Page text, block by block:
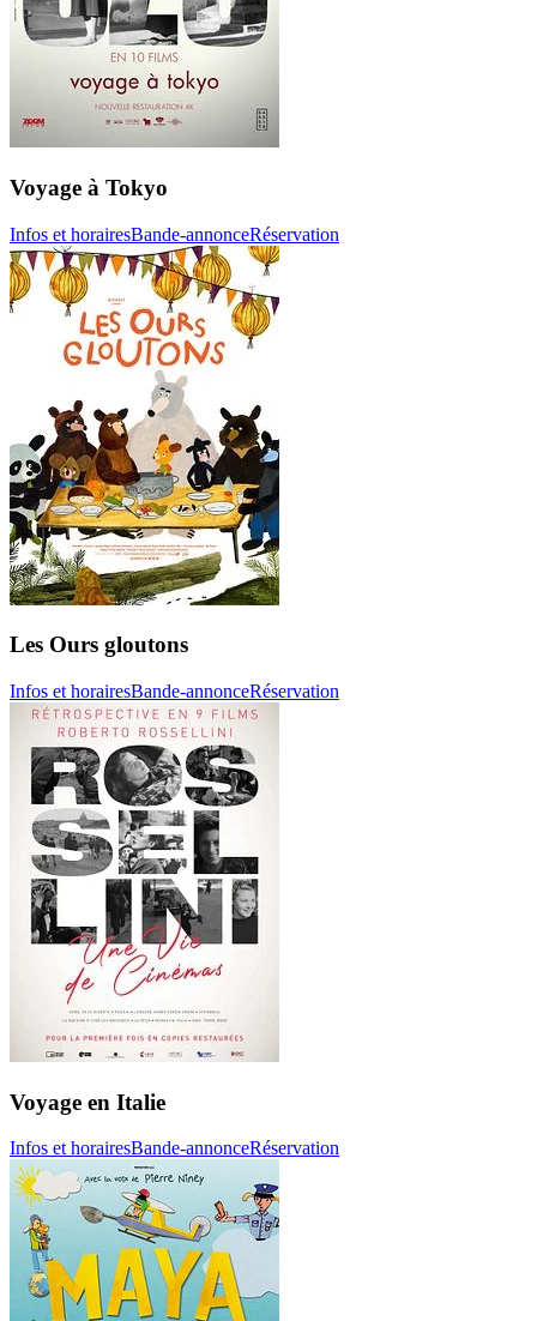
Voyage à Tokyo
Infos et horairesBande-annonceRéservation
Les Ours gloutons
Infos et horairesBande-annonceRéservation
Voyage en Italie
Infos et horairesBande-annonceRéservation